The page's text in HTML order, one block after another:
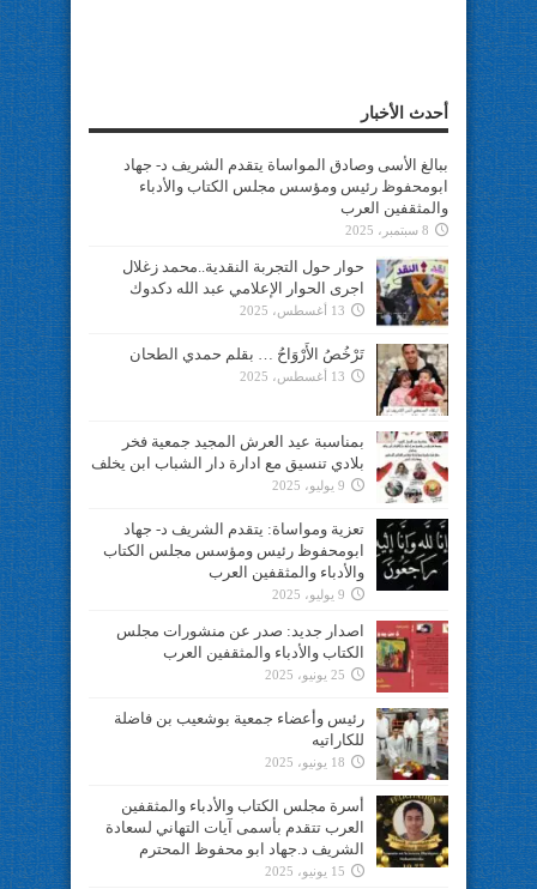
أحدث الأخبار
ببالغ الأسى وصادق المواساة يتقدم الشريف د- جهاد
ابومحفوظ رئيس ومؤسس مجلس الكتاب والأدباء
والمثقفين العرب
8 سبتمبر، 2025
حوار حول التجربة النقدية..محمد زغلال
اجرى الحوار الإعلامي عبد الله دكدوك
13 أغسطس، 2025
تَرْخُصُ الأَرْوَاحُ … بقلم حمدي الطحان
13 أغسطس، 2025
بمناسبة عيد العرش المجيد جمعية فخر
بلادي تنسيق مع ادارة دار الشباب ابن يخلف
9 يوليو، 2025
تعزية ومواساة: يتقدم الشريف د- جهاد
ابومحفوظ رئيس ومؤسس مجلس الكتاب
والأدباء والمثقفين العرب
9 يوليو، 2025
اصدار جديد: صدر عن منشورات مجلس
الكتاب والأدباء والمثقفين العرب
25 يونيو، 2025
رئيس وأعضاء جمعية بوشعيب بن فاضلة
للكاراتيه
18 يونيو، 2025
أسرة مجلس الكتاب والأدباء والمثقفين
العرب تتقدم بأسمى آيات التهاني لسعادة
الشريف د.جهاد ابو محفوظ المحترم
15 يونيو، 2025